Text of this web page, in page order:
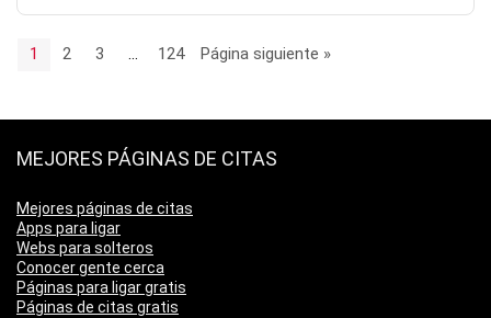
1 2 3 … 124 Página siguiente »
MEJORES PÁGINAS DE CITAS
Mejores páginas de citas
Apps para ligar
Webs para solteros
Conocer gente cerca
Páginas para ligar gratis
Páginas de citas gratis